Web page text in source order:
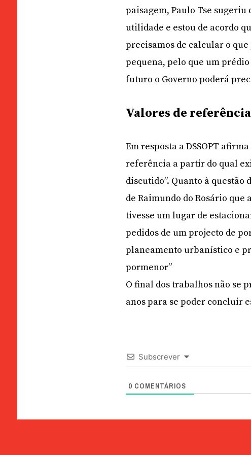
paisagem, Paulo Tse sugeriu
utilidade e estou de acordo
precisamos de calcular o
pequena, pelo que um
futuro o Governo poderá
Valores de referência
Em resposta a DSSOPT
referência a partir do qual
discutido”. Quanto à
de Raimundo do Rosário
tivesse um lugar de
pedidos de um projecto de
planeamento urbanístico e
pormenor”
O final dos trabalhos não se
anos para se poder concluir
Subscrever
0 COMENTÁRIOS